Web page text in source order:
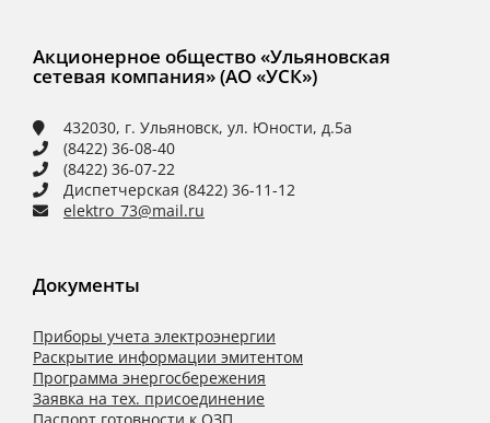
Акционерное общество «Ульяновская
сетевая компания» (АО «УСК»)
432030, г. Ульяновск, ул. Юности, д.5а
(8422) 36-08-40
(8422) 36-07-22
Диспетчерская (8422) 36-11-12
elektro_73@mail.ru
Документы
Приборы учета электроэнергии
Раскрытие информации эмитентом
Программа энергосбережения
Заявка на тех. присоединение